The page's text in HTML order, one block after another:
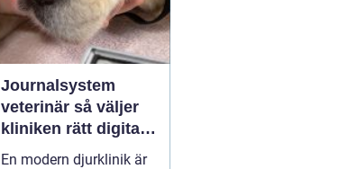
Journalsystem
veterinär så väljer
kliniken rätt digitalt
stöd
En modern djurklinik är